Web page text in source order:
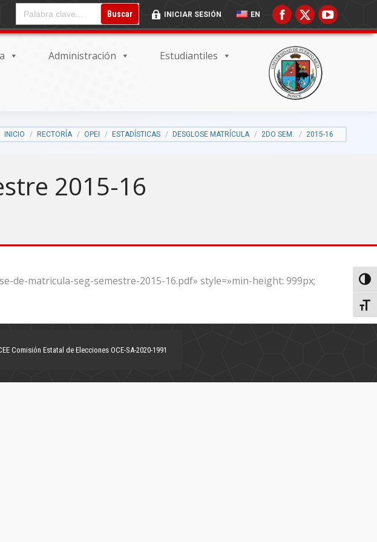
CAMPO DE ENTRADA DEL BUSCADOR:
Buscar INICIAR SESIÓN EN
Administración Estudiantiles
INICIO RECTORÍA OPEI ESTADÍSTICAS DESGLOSE MATRÍCULA 2DO SEM. 2015-16
2015-16
matricula-seg-semestre-2015-16.pdf» style=»min-height: 999px;
Comisión Estatal de Elecciones OCE-SA-2020-1991